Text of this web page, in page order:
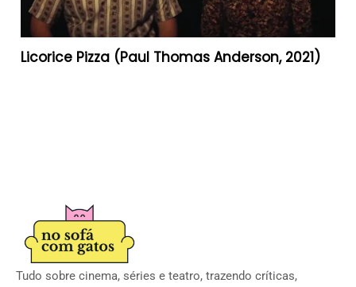
Licorice Pizza (Paul Thomas Anderson, 2021)
Tudo sobre cinema, séries e teatro, trazendo críticas,